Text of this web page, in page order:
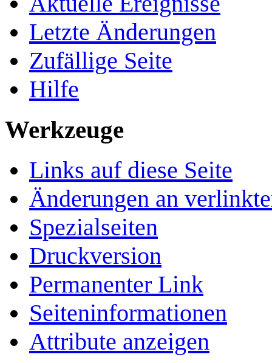
Letzte Änderungen
Zufällige Seite
Hilfe
Werkzeuge
Links auf diese Seite
Änderungen an
Spezialseiten
Druckversion
Permanenter Link
Seiten­­informationen
Attribute anzeigen